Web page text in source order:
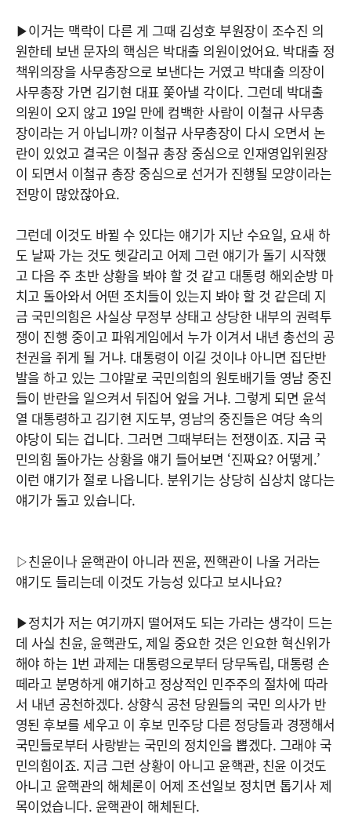
▶이거는 맥락이 다른 게 그때 김성호 부원장이 조수진 의
원한테 보낸 문자의 핵심은 박대출 의원이었어요. 박대출 정
책위의장을 사무총장으로 보낸다는 거였고 박대출 의장이
사무총장 가면 김기현 대표 쫓아낼 각이다. 그런데 박대출
의원이 오지 않고 19일 만에 컴백한 사람이 이철규 사무총
장이라는 거 아닙니까? 이철규 사무총장이 다시 오면서 논
란이 있었고 결국은 이철규 총장 중심으로 인재영입위원장
이 되면서 이철규 총장 중심으로 선거가 진행될 모양이라는
전망이 많았잖아요.
그런데 이것도 바뀔 수 있다는 얘기가 지난 수요일, 요새 하
도 날짜 가는 것도 헷갈리고 어제 그런 얘기가 돌기 시작했
고 다음 주 초반 상황을 봐야 할 것 같고 대통령 해외순방 마
치고 돌아와서 어떤 조치들이 있는지 봐야 할 것 같은데 지
금 국민의힘은 사실상 무정부 상태고 상당한 내부의 권력투
쟁이 진행 중이고 파워게임에서 누가 이겨서 내년 총선의 공
천권을 쥐게 될 거냐. 대통령이 이길 것이냐 아니면 집단반
발을 하고 있는 그야말로 국민의힘의 원토배기들 영남 중진
들이 반란을 일으켜서 뒤집어 엎을 거냐. 그렇게 되면 윤석
열 대통령하고 김기현 지도부, 영남의 중진들은 여당 속의
야당이 되는 겁니다. 그러면 그때부터는 전쟁이죠. 지금 국
민의힘 돌아가는 상황을 얘기 들어보면 ‘진짜요? 어떻게.’
이런 얘기가 절로 나옵니다. 분위기는 상당히 심상치 않다는
얘기가 돌고 있습니다.
▷친윤이나 윤핵관이 아니라 찐윤, 찐핵관이 나올 거라는
얘기도 들리는데 이것도 가능성 있다고 보시나요?
▶정치가 저는 여기까지 떨어져도 되는 가라는 생각이 드는
데 사실 친윤, 윤핵관도, 제일 중요한 것은 인요한 혁신위가
해야 하는 1번 과제는 대통령으로부터 당무독립, 대통령 손
떼라고 분명하게 얘기하고 정상적인 민주주의 절차에 따라
서 내년 공천하겠다. 상향식 공천 당원들의 국민 의사가 반
영된 후보를 세우고 이 후보 민주당 다른 정당들과 경쟁해서
국민들로부터 사랑받는 국민의 정치인을 뽑겠다. 그래야 국
민의힘이죠. 지금 그런 상황이 아니고 윤핵관, 친윤 이것도
아니고 윤핵관의 해체론이 어제 조선일보 정치면 톱기사 제
목이었습니다. 윤핵관이 해체된다.